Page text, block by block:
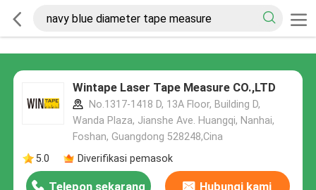
Wintape Laser Tape Measure CO.,LTD
No.1317-1418 D, 13A Floor, Building D,
Wanda Plaza, Jianshe Ave. Huangqi, Nanhai,
Foshan, Guangdong 528248,Cina
5.0
Diverifikasi pemasok
Telepon sekarang Hubungi kami